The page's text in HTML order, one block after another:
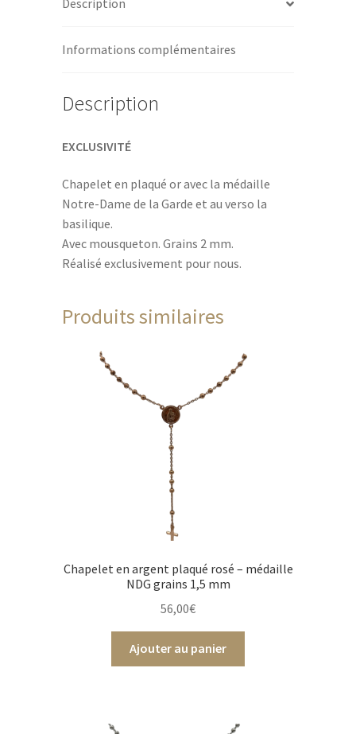
Description
Informations complémentaires
Description
EXCLUSIVITÉ
Chapelet en plaqué or avec la médaille
Notre-Dame de la Garde et au verso la
basilique.
Avec mousqueton. Grains 2 mm.
Réalisé exclusivement pour nous.
Produits similaires
Chapelet en argent plaqué rosé – médaille
NDG grains 1,5 mm
56,00€
Ajouter au panier